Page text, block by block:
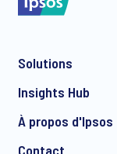
Solutions
Insights Hub
À propos d'Ipsos
Contact